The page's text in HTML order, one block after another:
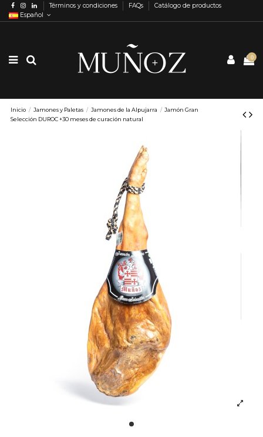
Términos y condiciones FAQs
Catálogo de productos
Español
0
Inicio Jamones y Paletas Jamones de la Alpujarra
Jamón Gran
Selección DUROC +30 meses de curación natural